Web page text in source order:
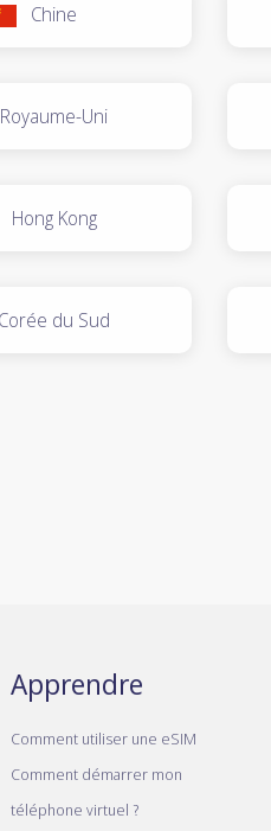
Chine
Royaume-Uni
Hong Kong
du Sud
Apprendre
Comment utiliser une eSIM
Comment démarrer mon
téléphone virtuel ?